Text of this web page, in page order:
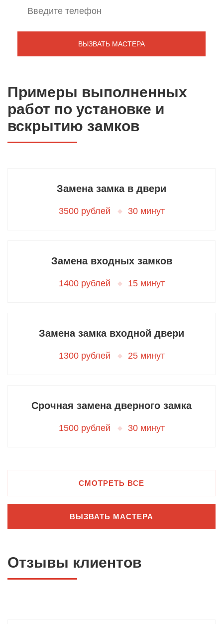
Примеры выполненных
работ по установке и
вскрытию замков
Замена замка в двери
3500 рублей 30 минут
Замена входных замков
1400 рублей 15 минут
Замена замка входной двери
1300 рублей 25 минут
Срочная замена дверного замка
1500 рублей 30 минут
СМОТРЕТЬ ВСЕ
ВЫЗВАТЬ МАСТЕРА
Отзывы клиентов